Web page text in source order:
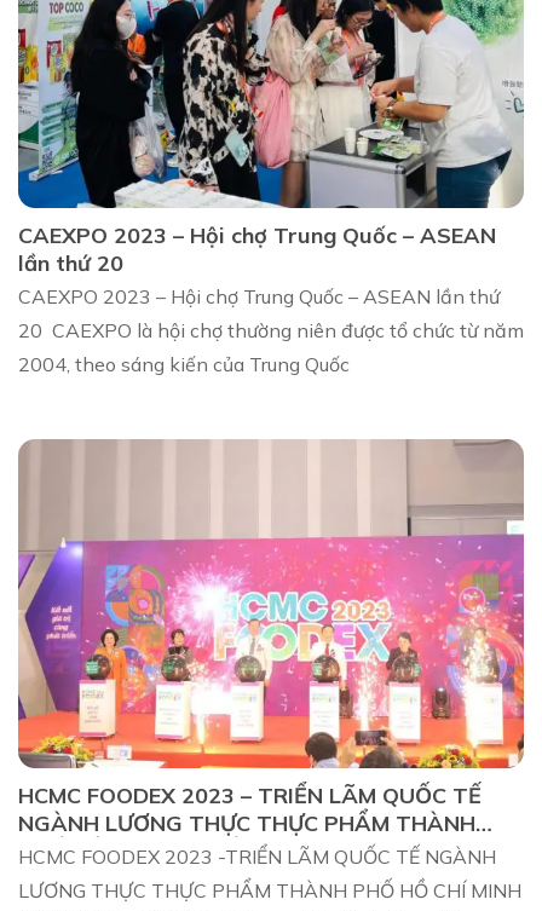
CAEXPO 2023 – Hội chợ Trung Quốc – ASEAN
lần thứ 20
CAEXPO 2023 – Hội chợ Trung Quốc – ASEAN lần thứ
20 CAEXPO là hội chợ thường niên được tổ chức từ năm
2004, theo sáng kiến của Trung Quốc
HCMC FOODEX 2023 – TRIỂN LÃM QUỐC TẾ
NGÀNH LƯƠNG THỰC THỰC PHẨM THÀNH
PHỐ HỒ CHÍ MINH LẦN THỨ 2 – NĂM 2023
HCMC FOODEX 2023 -TRIỂN LÃM QUỐC TẾ NGÀNH
LƯƠNG THỰC THỰC PHẨM THÀNH PHỐ HỒ CHÍ MINH